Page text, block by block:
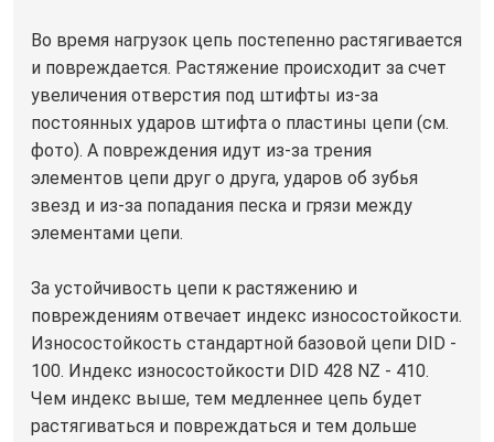
Во время нагрузок цепь постепенно растягивается
и повреждается. Растяжение происходит за счет
увеличения отверстия под штифты из-за
постоянных ударов штифта о пластины цепи (см.
фото). А повреждения идут из-за трения
элементов цепи друг о друга, ударов об зубья
звезд и из-за попадания песка и грязи между
элементами цепи.
За устойчивость цепи к растяжению и
повреждениям отвечает индекс износостойкости.
Износостойкость стандартной базовой цепи DID -
100. Индекс износостойкости DID 428 NZ - 410.
Чем индекс выше, тем медленнее цепь будет
растягиваться и повреждаться и тем дольше